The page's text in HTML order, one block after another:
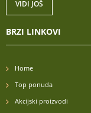
VIDI JOŠ
BRZI LINKOVI
Home
Top ponuda
Akcijski proizvodi